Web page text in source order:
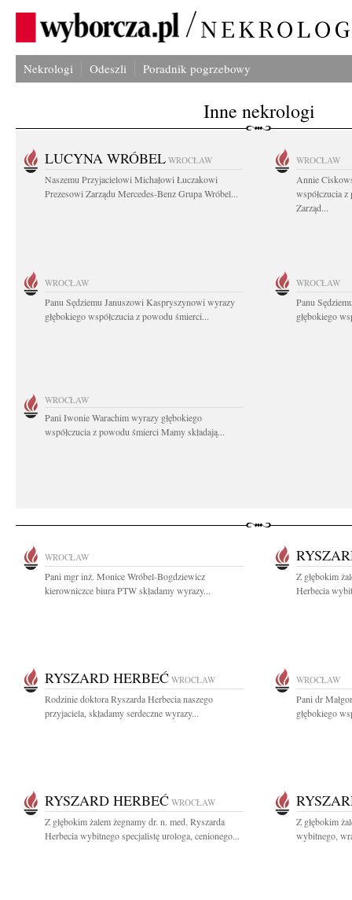
Nekrologi Odeszli Poradnik pogrzebowy
Inne nekrologi
LUCYNA WRÓBEL WROCŁAW
Naszemu Przyjacielowi Michałowi Łuczakowi
Prezesowi Zarządu Mercedes-Benz Grupa Wróbel...
WROCŁAW
Annie
współczucia
Zarząd...
WROCŁAW
Panu Sędziemu Januszowi Kaspryszynowi wyrazy
głębokiego współczucia z powodu śmierci...
WROCŁAW
Panu
głębokiego
WROCŁAW
Pani Iwonie Warachim wyrazy głębokiego
współczucia z powodu śmierci Mamy składają...
WROCŁAW
Pani mgr inż. Monice Wróbel-Bogdziewicz
kierowniczce biura PTW składamy wyrazy...
Z głębokim
Herbecia
RYSZARD HERBEĆ WROCŁAW
Rodzinie doktora Ryszarda Herbecia naszego
przyjaciela, składamy serdeczne wyrazy...
WROCŁAW
Pani dr
głębokiego
RYSZARD HERBEĆ WROCŁAW
Z głębokim żalem żegnamy dr. n. med. Ryszarda
Herbecia wybitnego specjalistę urologa, cenionego...
Z głębokim
wybitnego,